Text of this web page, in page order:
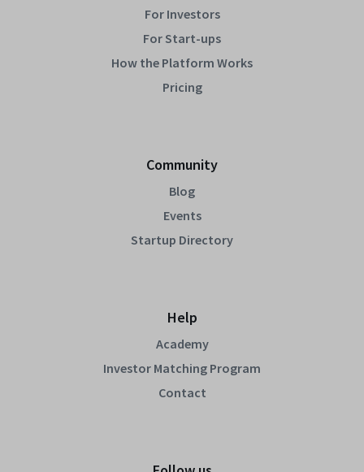
For Investors
For Start-ups
How the Platform Works
Pricing
Community
Blog
Events
Startup Directory
Help
Academy
Investor Matching Program
Contact